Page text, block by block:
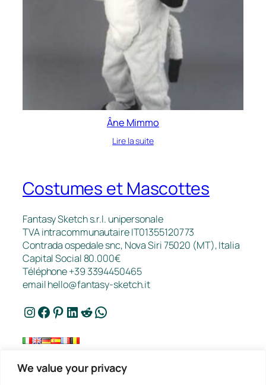
We value your privacy
Âne Mimmo
Lire la suite
Costumes et Mascottes
Fantasy Sketch s.r.l. unipersonale
TVA intracommunautaire IT01355120773
Contrada ospedale snc, Nova Siri 75020 (MT), Italia
Capital Social 80.000€
Téléphone +39 3394450465
emailhello@fantasy-sketch.it
Instagram Facebook Pinterest LinkedIn Reddit WhatsApp